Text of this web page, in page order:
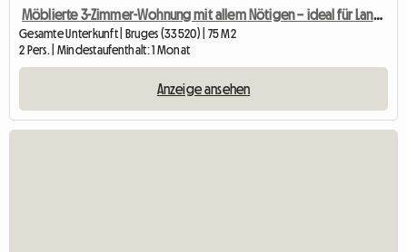
Möblierte 3-Zimmer-Wohnung mit allem Nötigen – ideal für Langzeitaufenthalte
Gesamte Unterkunft | Bruges (33520) | 75 M2
2 Pers. | Mindestaufenthalt: 1 Monat
Anzeige ansehen